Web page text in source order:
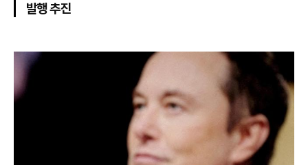
발행 추진